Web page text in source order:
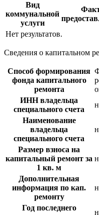
Вид
коммунальной
услуги
Нет результатов.
Сведения о капитальном
Способ формирования
фонда капитального
ремонта
ИНН владельца
специального счета
Наименование
владельца
специального счета
Размер взноса на
капитальный ремонт за
1 кв. м
Дополнительная
информация по кап.
ремонту
Год последнего